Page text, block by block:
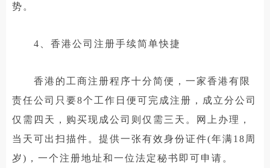
势。
4、香港公司注册手续简单快捷
香港的工商注册程序十分简便，一家香港有限
责任公司只要8个工作日便可完成注册，成立分公司
仅需四天，购买现成公司则仅需三天。网上办理，
当天可出扫描件。提供一张有效身份证件(年满18周
岁)，一个注册地址和一位法定秘书即可申请。